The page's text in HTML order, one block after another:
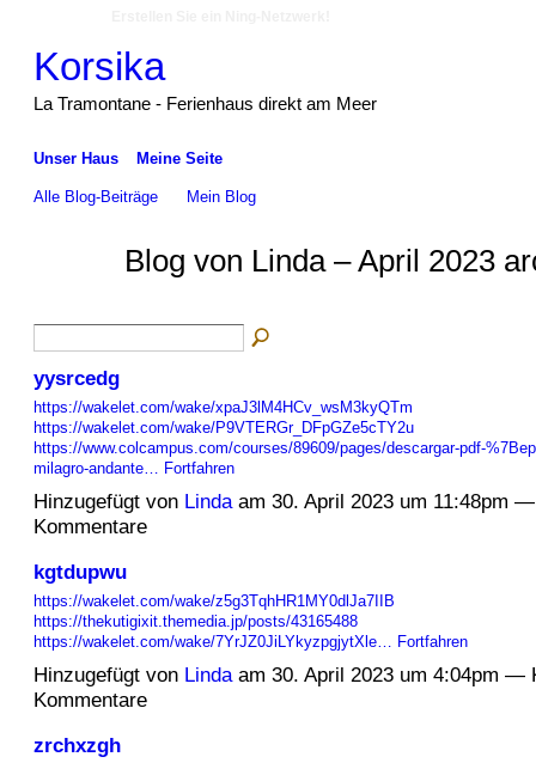
Korsika
La Tramontane - Ferienhaus direkt am Meer
Unser Haus Meine Seite
Alle Blog-Beiträge Mein Blog
Blog von Linda – April 2023
yysrcedg
https://wakelet.com/wake/xpaJ3lM4HCv_wsM3kyQTm
https://wakelet.com/wake/P9VTERGr_DFpGZe5cTY2u
https://www.colcampus.com/courses/89609/pages/descargar-pdf-
milagro-andante…
Fortfahren
Hinzugefügt von Lindaam 30. April 2023 um 11:48pm
Kommentare
kgtdupwu
https://wakelet.com/wake/z5g3TqhHR1MY0dlJa7IIB
https://thekutigixit.themedia.jp/posts/43165488
https://wakelet.com/wake/7YrJZ0JiLYkyzpgjytXle…
Fortfahren
Hinzugefügt von Lindaam 30. April 2023 um 4:04pm —
Kommentare
zrchxzgh